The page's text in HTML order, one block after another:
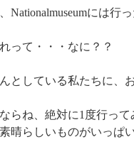
Nationalmuseumには行
って・・・なに？？
としている私たちに、
ならね、絶対に1度行っ
晴らしいものがいっぱ